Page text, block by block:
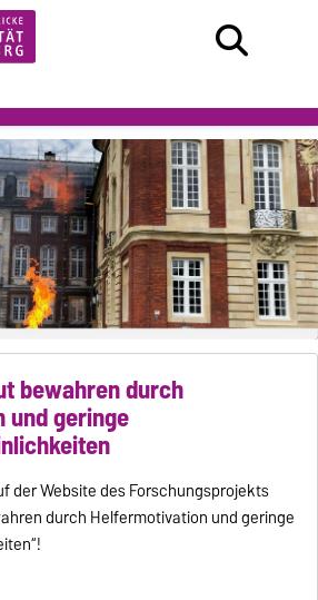
bewahren durch
geringe
der Website des Forschungsprojekts
durch Helfermotivation und geringe